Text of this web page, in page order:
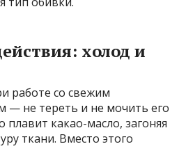
холод и
работе со свежим
— не тереть и не мочить его
плавит какао-масло, загоняя
ткани. Вместо этого